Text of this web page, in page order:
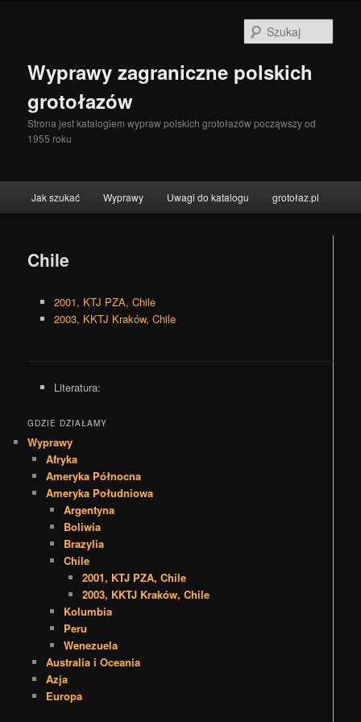
Wyprawy zagraniczne polskich
grotołazów
Strona jest katalogiem wypraw polskich grotołazów począwszy od
1955 roku
Przeskocz do tekstu
Przeskocz do widgetów
Jak szukać Wyprawy Uwagi do katalogu grotołaz.pl
Chile
2001, KTJ PZA, Chile
2003, KKTJ Kraków, Chile
Literatura:
GDZIE DZIAŁAMY
Wyprawy
Afryka
Ameryka Północna
Ameryka Południowa
Argentyna
Boliwia
Brazylia
Chile
2001, KTJ PZA, Chile
2003, KKTJ Kraków, Chile
Kolumbia
Peru
Wenezuela
Australia i Oceania
Azja
Europa